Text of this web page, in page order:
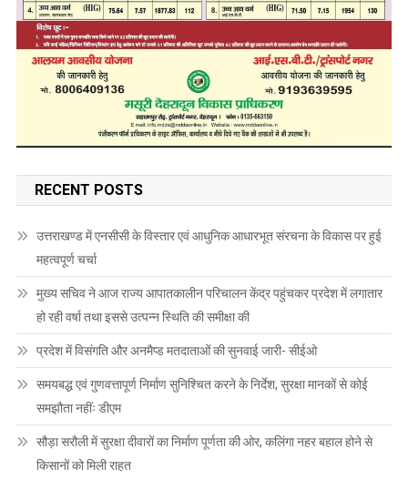
RECENT POSTS
उत्तराखण्ड में एनसीसी के विस्तार एवं आधुनिक आधारभूत संरचना के विकास पर हुई
महत्वपूर्ण चर्चा
मुख्य सचिव ने आज राज्य आपातकालीन परिचालन केंद्र पहुंचकर प्रदेश में लगातार
हो रही वर्षा तथा इससे उत्पन्न स्थिति की समीक्षा की
प्रदेश में विसंगति और अनमैप्ड मतदाताओं की सुनवाई जारी- सीईओ
समयबद्ध एवं गुणवत्तापूर्ण निर्माण सुनिश्चित करने के निर्देश, सुरक्षा मानकों से कोई
समझौता नहींः डीएम
सौड़ा सरौली में सुरक्षा दीवारों का निर्माण पूर्णता की ओर, कलिंगा नहर बहाल होने से
किसानों को मिली राहत